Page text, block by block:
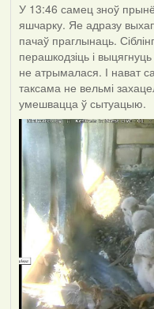
У 13:46 самец зноў
яшчарку. Яе адразу
пачаў праглынаць.
перашкодзіць і
не атрымалася. І нават
таксама не вельмі
умешвацца ў сытуацыю.